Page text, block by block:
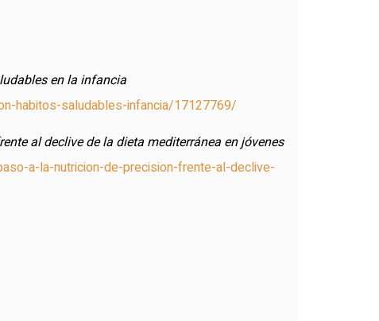
en la infancia
habitos-saludables-infancia/17127769/
al declive de la dieta mediterránea en jóvenes
a-la-nutricion-de-precision-frente-al-declive-